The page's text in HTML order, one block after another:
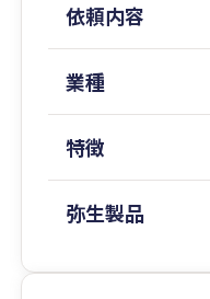
依頼内容
業種
特徴
弥生製品